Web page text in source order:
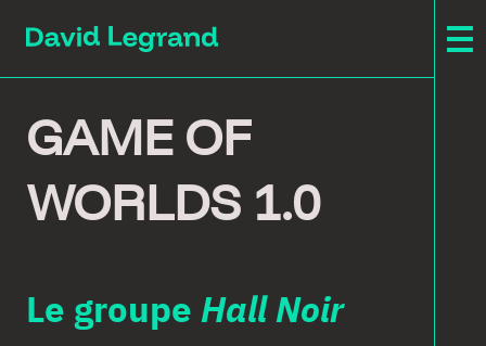
contenu
GAME OF
WORLDS 1.0
Le groupe Hall Noir